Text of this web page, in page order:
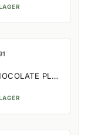
PLUM